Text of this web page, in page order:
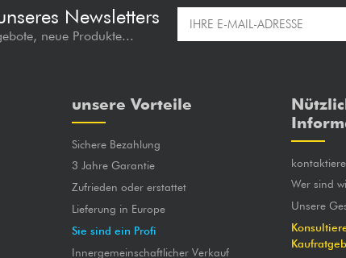
Newsletters
neue Produkte...
unsere Vorteile
Sichere Bezahlung
3 Jahre Garantie
Zufrieden oder erstattet
Lieferung in Europe
Sie sind ein Profi
Innergemeinschaftlicher Verkauf
Wer sind
Unsere